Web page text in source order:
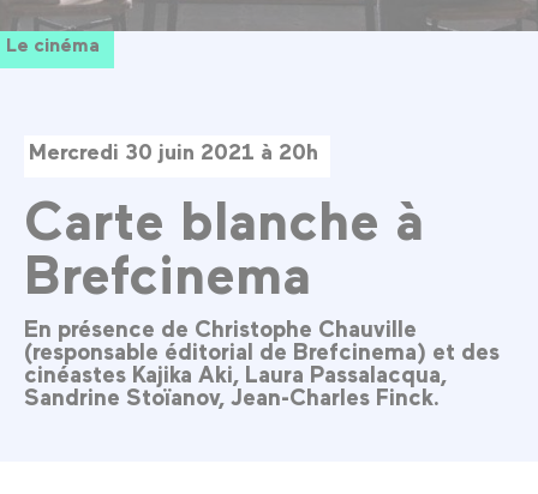
Le cinéma
Mercredi 30 juin 2021 à 20h
Carte blanche à
Brefcinema
En présence de Christophe Chauville
(responsable éditorial de Brefcinema) et des
cinéastes Kajika Aki, Laura Passalacqua,
Sandrine Stoïanov, Jean-Charles Finck.